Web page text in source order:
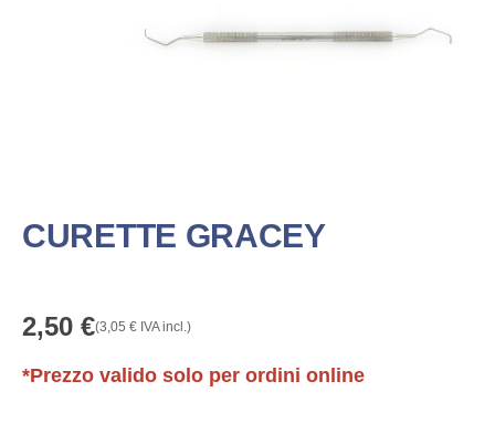
CURETTE GRACEY
2,50 €(3,05 € IVA incl.)
*Prezzo valido solo per ordini online